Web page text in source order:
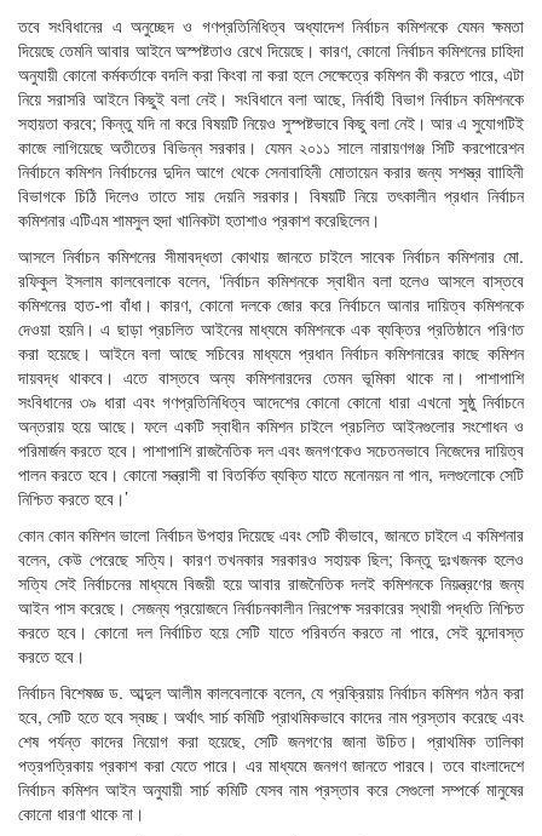
তবে সংবিধানের এ অনুচ্ছেদ ও গণপ্রতিনিধিত্ব অধ্যাদেশ নির্বাচন কমিশনকে যেমন ক্ষমতা
দিয়েছে তেমনি আবার আইনে অস্পষ্টতাও রেখে দিয়েছে। কারণ, কোনো নির্বাচন কমিশনের চাহিদা
অনুযায়ী কোনো কর্মকর্তাকে বদলি করা কিংবা না করা হলে সেক্ষেত্রে কমিশন কী করতে পারে, এটা
নিয়ে সরাসরি আইনে কিছুই বলা নেই। সংবিধানে বলা আছে, নির্বাহী বিভাগ নির্বাচন কমিশনকে
সহায়তা করবে; কিন্তু যদি না করে বিষয়টি নিয়েও সুস্পষ্টভাবে কিছু বলা নেই। আর এ সুযোগটিই
কাজে লাগিয়েছে অতীতের বিভিন্ন সরকার। যেমন ২০১১ সালে নারায়ণগঞ্জ সিটি করপোরেশন
নির্বাচনে কমিশন নির্বাচনের দুদিন আগে থেকে সেনাবাহিনী মোতায়েন করার জন্য সশস্ত্র বাাহিনী
বিভাগকে চিঠি দিলেও তাতে সায় দেয়নি সরকার। বিষয়টি নিয়ে তৎকালীন প্রধান নির্বাচন
কমিশনার এটিএম শামসুল হুদা খানিকটা হতাশাও প্রকাশ করেছিলেন।
আসলে নির্বাচন কমিশনের সীমাবদ্ধতা কোথায় জানতে চাইলে সাবেক নির্বাচন কমিশনার মো.
রফিকুল ইসলাম কালবেলাকে বলেন, ‘নির্বাচন কমিশনকে স্বাধীন বলা হলেও আসলে বাস্তবে
কমিশনের হাত-পা বাঁধা। কারণ, কোনো দলকে জোর করে নির্বাচনে আনার দায়িত্ব কমিশনকে
দেওয়া হয়নি। এ ছাড়া প্রচলিত আইনের মাধ্যমে কমিশনকে এক ব্যক্তির প্রতিষ্ঠানে পরিণত
করা হয়েছে। আইনে বলা আছে সচিবের মাধ্যমে প্রধান নির্বাচন কমিশনারের কাছে কমিশন
দায়বদ্ধ থাকবে। এতে বাস্তবে অন্য কমিশনারদের তেমন ভূমিকা থাকে না। পাশাপাশি
সংবিধানের ৩৯ ধারা এবং গণপ্রতিনিধিত্ব আদেশের কোনো কোনো ধারা এখনো সুষ্ঠু নির্বাচনে
অন্তরায় হয়ে আছে। ফলে একটি স্বাধীন কমিশন চাইলে প্রচলিত আইনগুলোর সংশোধন ও
পরিমার্জন করতে হবে। পাশাপাশি রাজনৈতিক দল এবং জনগণকেও সচেতনভাবে নিজেদের দায়িত্ব
পালন করতে হবে। কোনো সন্ত্রাসী বা বিতর্কিত ব্যক্তি যাতে মনোনয়ন না পান, দলগুলোকে সেটি
নিশ্চিত করতে হবে।’
কোন কোন কমিশন ভালো নির্বাচন উপহার দিয়েছে এবং সেটি কীভাবে, জানতে চাইলে এ কমিশনার
বলেন, কেউ পেরেছে সত্যি। কারণ তখনকার সরকারও সহায়ক ছিল; কিন্তু দুঃখজনক হলেও
সত্যি সেই নির্বাচনের মাধ্যমে বিজয়ী হয়ে আবার রাজনৈতিক দলই কমিশনকে নিয়ন্ত্রণের জন্য
আইন পাস করেছে। সেজন্য প্রয়োজনে নির্বাচনকালীন নিরপেক্ষ সরকারের স্থায়ী পদ্ধতি নিশ্চিত
করতে হবে। কোনো দল নির্বাচিত হয়ে সেটি যাতে পরিবর্তন করতে না পারে, সেই বন্দোবস্ত
করতে হবে।
নির্বাচন বিশেষজ্ঞ ড. আব্দুল আলীম কালবেলাকে বলেন, যে প্রক্রিয়ায় নির্বাচন কমিশন গঠন করা
হবে, সেটি হতে হবে স্বচ্ছ। অর্থাৎ সার্চ কমিটি প্রাথমিকভাবে কাদের নাম প্রস্তাব করেছে এবং
শেষ পর্যন্ত কাদের নিয়োগ করা হয়েছে, সেটি জনগণের জানা উচিত। প্রাথমিক তালিকা
পত্রপত্রিকায় প্রকাশ করা যেতে পারে। এর মাধ্যমে জনগণ জানতে পারবে। তবে বাংলাদেশে
নির্বাচন কমিশন আইন অনুযায়ী সার্চ কমিটি যেসব নাম প্রস্তাব করে সেগুলো সম্পর্কে মানুষের
কোনো ধারণা থাকে না।